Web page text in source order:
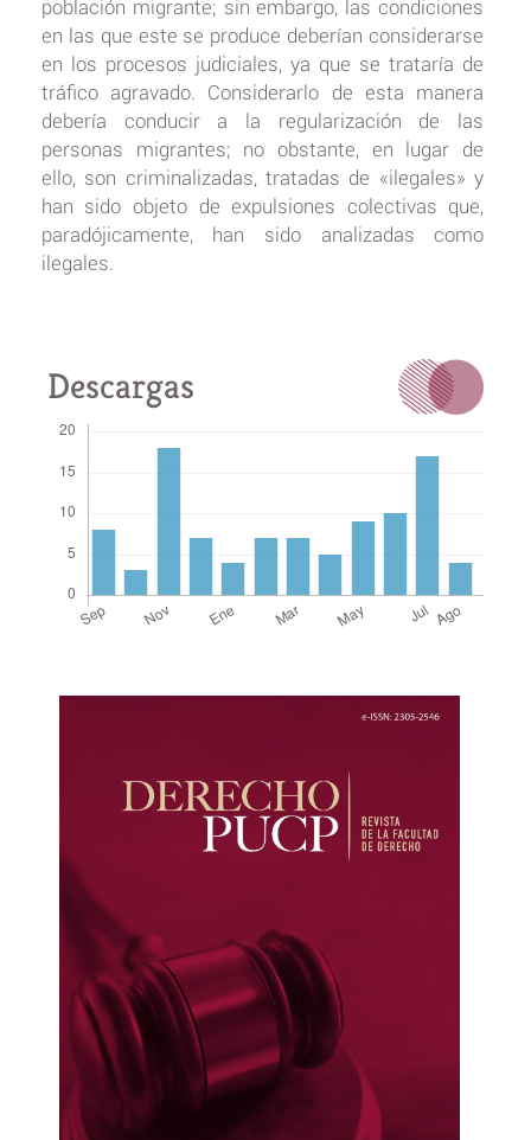
población migrante; sin embargo, las condiciones
en las que este se produce deberían considerarse
en los procesos judiciales, ya que se trataría de
tráfico agravado. Considerarlo de esta manera
debería conducir a la regularización de las
personas migrantes; no obstante, en lugar de
ello, son criminalizadas, tratadas de «ilegales» y
han sido objeto de expulsiones colectivas que,
paradójicamente, han sido analizadas como
ilegales.
Descargas